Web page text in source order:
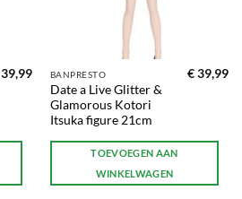
39,99 BANPRESTO
Date a Live Glitter &
Glamorous Kotori
Itsuka figure 21cm
€39,99
TOEVOEGEN AAN
WINKELWAGEN